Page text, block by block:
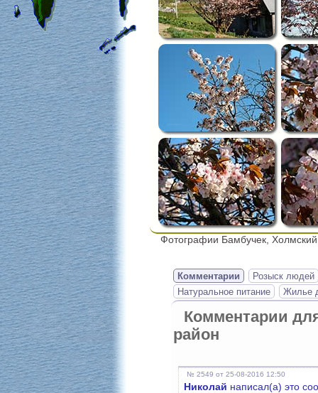
Фотографии Бамбучек,
Комментарии
Розыск людей
Натуральное питание
Жилье
Комментарии
район
№ 2549 от 25-08-2016 12:50
Николай написал(а) это